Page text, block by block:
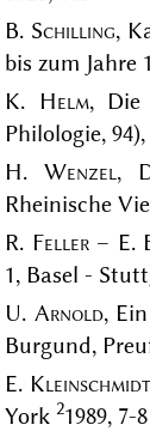
B. Schilling,
bis zum Jahre
K.
Helm, Die
Philologie,
H.Wenzel,
Rheinische
R. Feller– E.
1, Basel -
U. Arnold,
Burgund,
E. Kleinschmidt
York 21989, 7-8